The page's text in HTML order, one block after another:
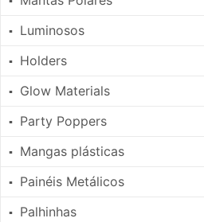
▪ Luminosos
▪ Holders
▪ Glow Materials
▪ Party Poppers
▪ Mangas plásticas
▪ Painéis Metálicos
▪ Palhinhas